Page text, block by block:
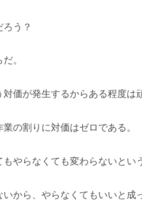
う？
。
価が発生するからある程度は
の割りに対価はゼロである。
やらなくても変わらないとい
から、やらなくてもいいと成